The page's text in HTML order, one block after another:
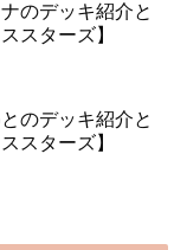
のデッキ紹介と
スターズ】
のデッキ紹介と
スターズ】